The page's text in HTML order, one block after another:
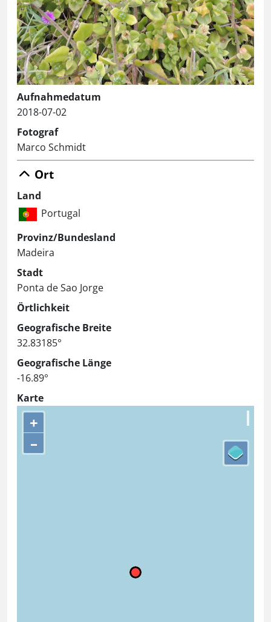
Aufnahmedatum
2018-07-02
Fotograf
Marco Schmidt
Ort
Land
Portugal
Provinz/Bundesland
Madeira
Stadt
Ponta de Sao Jorge
Örtlichkeit
Geografische Breite
32.83185°
Geografische Länge
-16.89°
Karte
+
–